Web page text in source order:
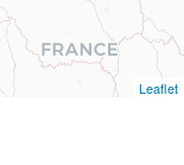
Leaflet